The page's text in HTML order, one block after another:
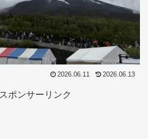
2026.06.11 2026.06.13
スポンサーリンク